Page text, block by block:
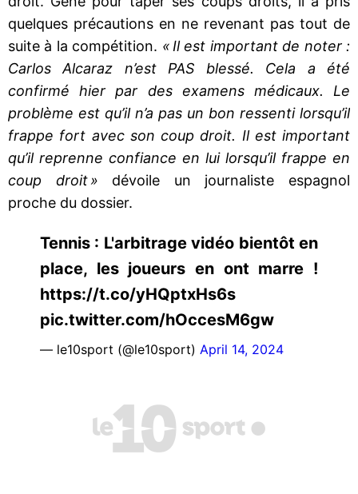
quelques précautions en ne revenant pas tout de
suite à la compétition. « Il est important de noter :
Carlos Alcaraz n’est PAS blessé. Cela a été
confirmé hier par des examens médicaux. Le
problème est qu’il n’a pas un bon ressenti lorsqu’il
frappe fort avec son coup droit. Il est important
qu’il reprenne confiance en lui lorsqu’il frappe en
coup droit » dévoile un journaliste espagnol
proche du dossier.
Tennis : L'arbitrage vidéo bientôt en
place, les joueurs en ont marre !
https://t.co/yHQptxHs6s
pic.twitter.com/hOccesM6gw
— le10sport (@le10sport) April 14, 2024